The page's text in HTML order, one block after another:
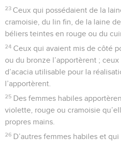
23 Ceux qui possédaient de la
cramoisie, du lin fin, de la laine
béliers teintes en rouge ou du
24 Ceux qui avaient mis de côté
ou du bronze l’apportèrent ;
d’acacia utilisable pour la
l’apportèrent.
25 Des femmes habiles
violette, rouge ou cramoisie
propres mains.
26 D’autres femmes habiles et